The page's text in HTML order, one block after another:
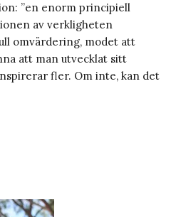
”en enorm principiell
av verkligheten
omvärdering, modet att
att man utvecklat sitt
fler. Om inte, kan det